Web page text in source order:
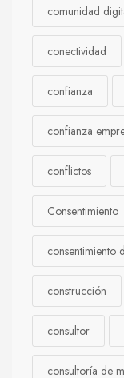
comunidad
conectividad
confianza
confianza
conflictos
Consentimiento
consentimiento
construcción
consultor
consultoría de